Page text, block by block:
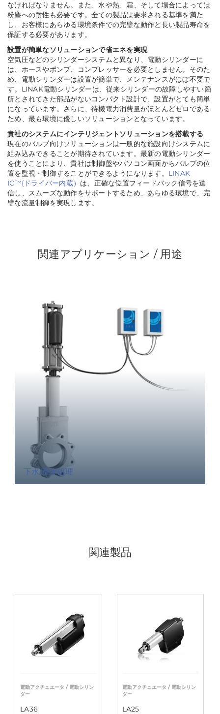
なければなりません。また、水や熱、霜、そして場合によっては
粉塵への耐性も必要です。全ての製品は要求される基準を満た
し、お客様にあらゆる環境条件での完璧な動作と長い製品寿命を
保証する必要があります。
設置が簡単なソリューションで省エネを実現
空気圧などのシリンダーシステムと異なり、電動シリンダーに
は、ホースやポンプ、コンプレッサーを必要としません。そのた
め、電動シリンダーは設置が簡単で、メンテナンスがほぼ不要で
す。LINAK電動シリンダーは、従来シリンダーの故障しやすい箇
所とされてきた部品がないコンパクト設計で、設置がとても簡単
になっています。さらに、待機電力消費量がほとんどゼロである
ため、最も環境に優しいソリューションとなっています。
貴社のシステムにインテリジェントソリューションを搭載する
現在のバルブ向けソリューションは一般的な施設向けシステムに
組み込みできることが期待されています。最新の電動シリンダー
を使うことにより、貴社は制御盤やパソコン画面からバルブの位
置を監視・制御することができるようになります。 LINAK
IC™(ドライバー内蔵） は、正確な位置フィードバック信号を送
信し、スムーズな動作をサポートするため、あらゆる環境で、完
璧な流量制御を実現します。
関連アプリケーション / 用途
下水/廃水処理
関連製品
電動アクチュエータ / 電動シリン
ダー
LA36
電動アクチュエータ / 電動シリン
ダー
LA25